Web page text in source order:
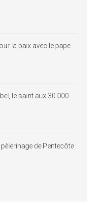
la paix avec le pape
le saint aux 30 000
de Pentecôte